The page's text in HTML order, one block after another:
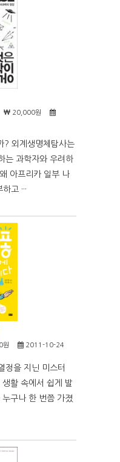
20,000원
? 외계생명체탐사는
는 과학자와 우려하
아프리카 일부 나
고 ···
원 2011-10-24
정을 지닌 미스터
활 속에서 쉽게 발
구나 한 번쯤 가졌